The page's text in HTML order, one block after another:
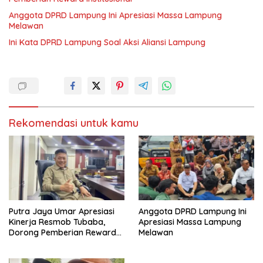
Anggota DPRD Lampung Ini Apresiasi Massa Lampung
Melawan
Ini Kata DPRD Lampung Soal Aksi Aliansi Lampung
Rekomendasi untuk kamu
Putra Jaya Umar Apresiasi
Kinerja Resmob Tubaba,
Dorong Pemberian Reward
Anggota DPRD Lampung Ini
Apresiasi Massa Lampung
Melawan